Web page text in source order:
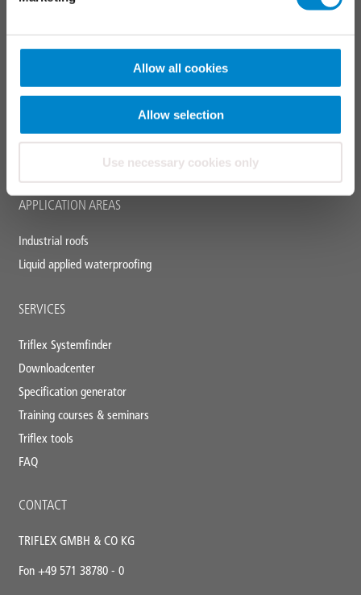
Allow all cookies
Allow selection
Use necessary cookies only
Main
footer
PRODUCT SYSTEMS
Junctions, joints & details
Maintenance & operation
APPLICATION AREAS
Industrial roofs
Liquid applied waterproofing
SERVICES
Triflex Systemfinder
Downloadcenter
Specification generator
Training courses & seminars
Triflex tools
FAQ
CONTACT
TRIFLEX GMBH & CO KG
Fon +49 571 38780 - 0